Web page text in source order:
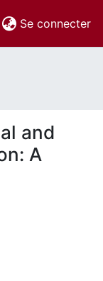
Se connecter
and
A